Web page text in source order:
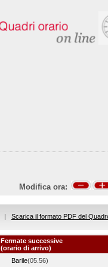
Modifica ora:
| Scarica il formato PDF del
Fermate successive
(orario di arrivo)
Barile(05.56)